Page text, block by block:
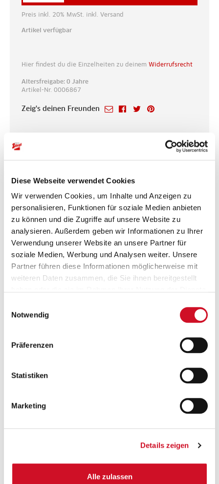
Diese Webseite verwendet Cookies
Wir verwenden Cookies, um Inhalte und Anzeigen zu
personalisieren, Funktionen für soziale Medien anbieten
zu können und die Zugriffe auf unsere Website zu
analysieren. Außerdem geben wir Informationen zu Ihrer
Verwendung unserer Website an unsere Partner für
soziale Medien, Werbung und Analysen weiter. Unsere
Partner führen diese Informationen möglicherweise mit
weiteren Daten zusammen, die Sie ihnen bereitgestellt
Notwendig
Präferenzen
Statistiken
Marketing
Details zeigen
Alle zulassen
Preis inkl. 20% MwSt. inkl. Versand
Artikel verfügbar
Hier findest du die Einzelheiten zu deinem Widerrufsrecht
Altersfreigabe: 0 Jahre
Artikel-Nr. 0006867
Zeig's deinen Freunden
Bitte akzeptiere unsereMarketing-Cookies, um auf das
Kontaktformular zugreifen zu können.
JETZT AKZEPTIEREN
Newsletter